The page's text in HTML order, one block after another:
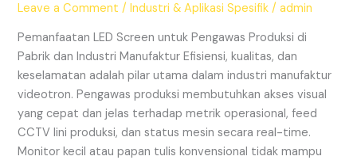
Leave a Comment /Industri & Aplikasi Spesifik /admin
Pemanfaatan LED Screen untuk Pengawas Produksi di
Pabrik dan Industri Manufaktur Efisiensi, kualitas, dan
keselamatan adalah pilar utama dalam industri manufaktur
videotron. Pengawas produksi membutuhkan akses visual
yang cepat dan jelas terhadap metrik operasional, feed
CCTV lini produksi, dan status mesin secara real-time.
Monitor kecil atau papan tulis konvensional tidak mampu
Produksi
di
Pabrik
dan
Industri
Manufaktur